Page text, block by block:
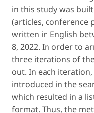
in this study was
(articles, conference
written in English
8, 2022. In order to
three iterations of
out. In each
introduced in the
which resulted in a
format. Thus, the